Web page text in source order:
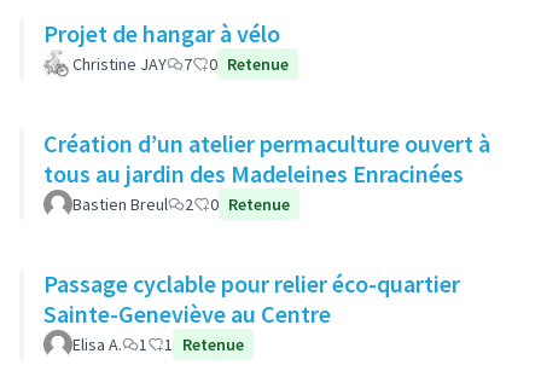
Projet de hangar à vélo
Christine JAY 7 0 Retenue
Création d’un atelier permaculture ouvert à
tous au jardin des Madeleines Enracinées
Bastien Breul 2 0 Retenue
Passage cyclable pour relier éco-quartier
Sainte-Geneviève au Centre
Elisa A. 1 1 Retenue